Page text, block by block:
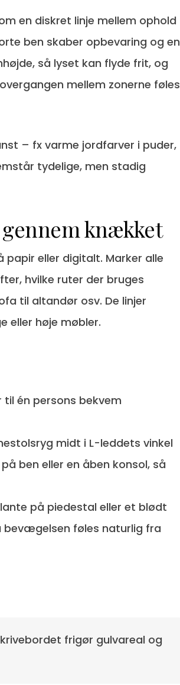
en diskret linje mellem ophold
ben skaber opbevaring og en
så lyset kan flyde frit, og
mellem zonerne føles
– fx varme jordfarver i puder,
tydelige, men stadig
knækket
papir eller digitalt. Marker alle
hvilke ruter der bruges
til altandør osv. De linjer
eller høje møbler.
én persons bekvem
midt i L-leddets vinkel
ben eller en åben konsol, så
på piedestal eller et blødt
bevægelsen føles naturlig fra
frigør gulvareal og